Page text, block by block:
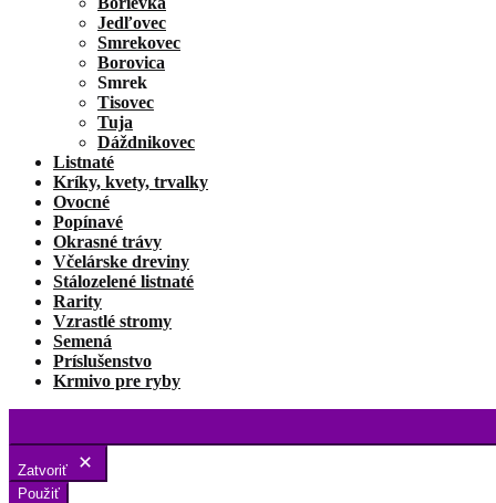
Jedľovec
Smrekovec
Borovica
Smrek
Tisovec
Tuja
Dáždnikovec
Listnaté
Kríky, kvety, trvalky
Ovocné
Popínavé
Okrasné trávy
Včelárske dreviny
Stálozelené listnaté
Rarity
Vzrastlé stromy
Semená
Príslušenstvo
Krmivo pre ryby
Zatvoriť
Použiť